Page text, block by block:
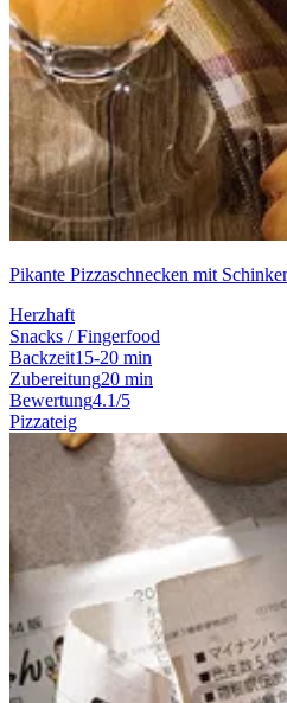
Pikante Pizzaschnecken mit
Herzhaft
Snacks / Fingerfood
Backzeit15-20 min
Zubereitung20 min
Bewertung4.1/5
Pizzateig